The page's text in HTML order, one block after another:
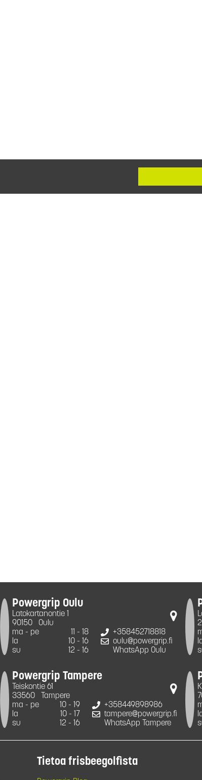
Powergrip Oulu
Latokartanontie 1
90150
Oulu
ma - pe
11 - 18
la
10 - 16
su
12 - 16
+358452718818
oulu@powergrip.fi
WhatsApp Oulu
Powergrip Tampere
Teiskontie 61
33560
Tampere
ma - pe
10 - 19
la
10 - 17
su
12 - 16
+358449898986
tampere@powergrip.fi
WhatsApp Tampere
Tietoa frisbeegolfista